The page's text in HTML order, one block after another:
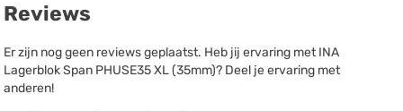
Reviews
Er zijn nog geen reviews geplaatst. Heb jij ervaring met INA
Lagerblok Span PHUSE35 XL (35mm)? Deel je ervaring met
anderen!